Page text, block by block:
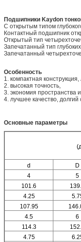
Подшипники Kaydon
С открытым типом
Контактный подшипник
Открытый тип
Запечатанный тип
Запечатанный
Особенность
1. компактная
2. высокая точность,
3. экономия пространства
4. лучшее качество, долгий
Основные параметры
d D
4
5
101.6
4.25
107.95
4.5
6
114.3
4.75